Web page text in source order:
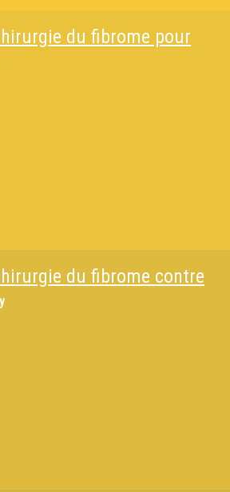
du fibrome pour
du fibrome contre